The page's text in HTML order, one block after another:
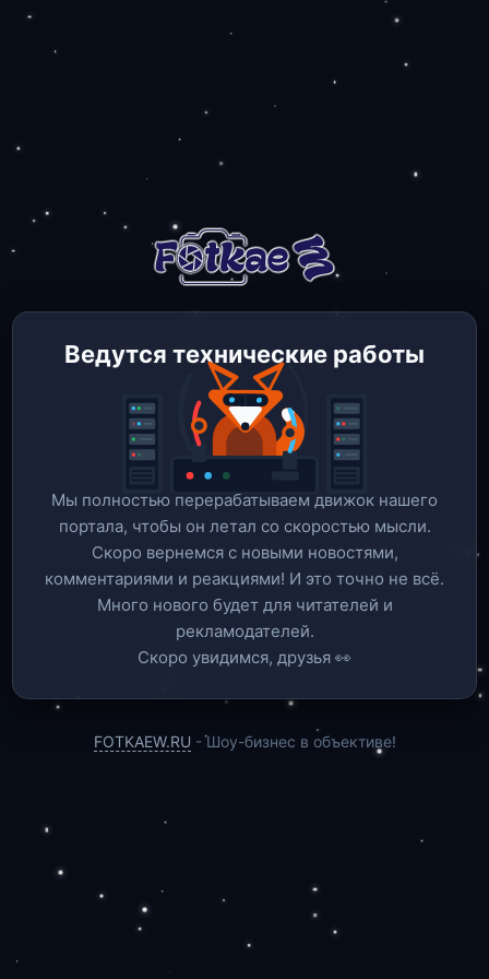
Ведутся технические работы
Мы полностью перерабатываем движок нашего
портала, чтобы он летал со скоростью мысли.
Скоро вернемся c новыми новостями,
комментариями и реакциями! И это точно не всё.
Много нового будет для читателей и
рекламодателей.
Скоро увидимся, друзья 👀
FOTKAEW.RU - Шоу-бизнес в объективе!